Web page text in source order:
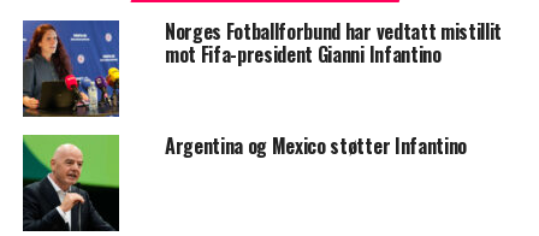
Norges Fotballforbund har vedtatt mistillit
mot Fifa-president Gianni Infantino
Argentina og Mexico støtter Infantino